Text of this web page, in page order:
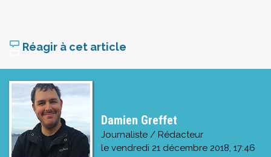
Réagir à cet article
Damien Greffet
Journaliste / Rédacteur
le vendredi 21 décembre 2018, 17:46